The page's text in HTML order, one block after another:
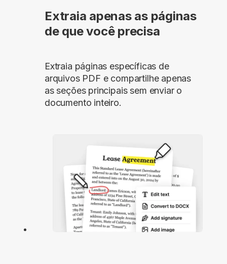
Extraia apenas as páginas
de que você precisa
Extraia páginas específicas de
arquivos PDF e compartilhe apenas
as seções principais sem enviar o
documento inteiro.